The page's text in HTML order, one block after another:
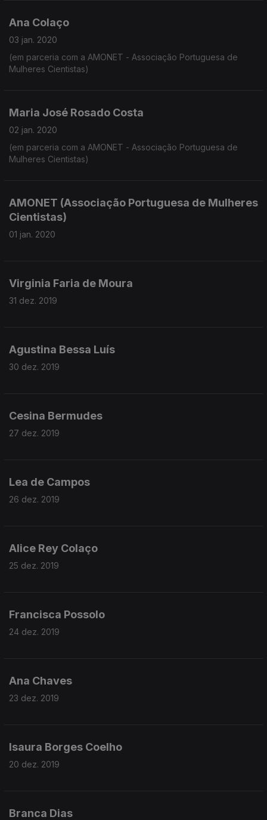
Ana Colaço
03 jan. 2020
(em parceria com a AMONET - Associação Portuguesa de
Mulheres Cientistas)
Maria José Rosado Costa
02 jan. 2020
(em parceria com a AMONET - Associação Portuguesa de
Mulheres Cientistas)
AMONET (Associação Portuguesa de Mulheres
Cientistas)
01 jan. 2020
Virginia Faria de Moura
31 dez. 2019
Agustina Bessa Luís
30 dez. 2019
Cesina Bermudes
27 dez. 2019
Lea de Campos
26 dez. 2019
Alice Rey Colaço
25 dez. 2019
Francisca Possolo
24 dez. 2019
Ana Chaves
23 dez. 2019
Isaura Borges Coelho
20 dez. 2019
Branca Dias